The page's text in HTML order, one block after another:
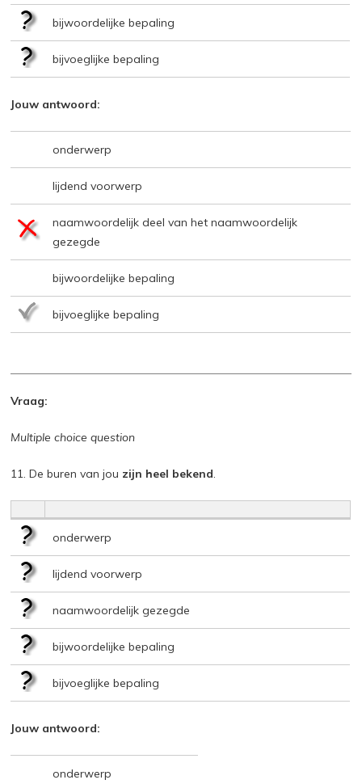
bijwoordelijke bepaling
bijvoeglijke bepaling
Jouw antwoord:
onderwerp
lijdend voorwerp
naamwoordelijk deel van het naamwoordelijk
gezegde
bijwoordelijke bepaling
bijvoeglijke bepaling
Vraag:
Multiple choice question
11. De buren van jou zijn heel bekend.
onderwerp
lijdend voorwerp
naamwoordelijk gezegde
bijwoordelijke bepaling
bijvoeglijke bepaling
Jouw antwoord:
onderwerp